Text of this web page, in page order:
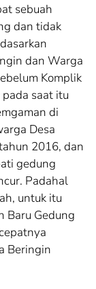
sebuah
dan tidak
dan Warga
Komplik
saat itu
di
Desa
2016, dan
gedung
Padahal
untuk itu
Baru Gedung
Beringin